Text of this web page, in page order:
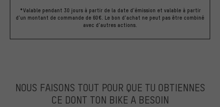
*Valable pendant 30 jours à partir de la date d'émission et valable à partir
d'un montant de commande de 60€. Le bon d'achat ne peut pas être combiné
avec d'autres actions.
NOUS FAISONS TOUT POUR QUE TU OBTIENNES
CE DONT TON BIKE A BESOIN